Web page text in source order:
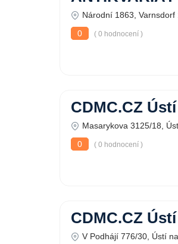
Národní 1863, Varnsdorf
0
( 0 hodnocení )
CDMC.CZ
Masarykova 3125/18,
0
( 0 hodnocení )
CDMC.CZ
V Podhájí 776/30, Ústí